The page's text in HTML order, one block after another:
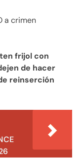
a crimen
frijol con
de hacer
reinserción